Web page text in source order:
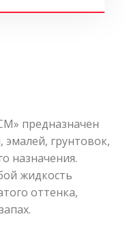
предназначен
эмалей, грунтовок,
назначения.
жидкость
оттенка,